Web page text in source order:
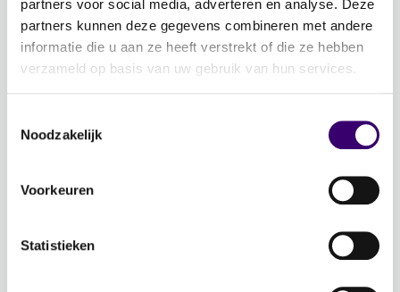
partners voor social media, adverteren en analyse. Deze
partners kunnen deze gegevens combineren met andere
informatie die u aan ze heeft verstrekt of die ze hebben
verzameld op basis van uw gebruik van hun services.
Noodzakelijk
Voorkeuren
Statistieken
Financiële planning voor een goed leven!
Lidmaatschap